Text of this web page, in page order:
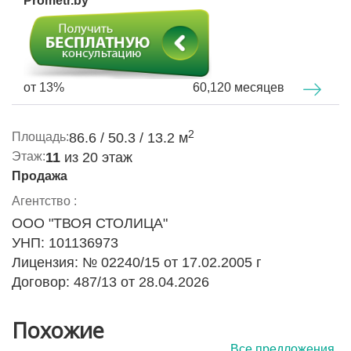
Достаточно мест для хранения -два вместительных
шкафа-купе.
По всем комнатам разведено оптоволокно.
Мебель и бытовая техника входят в стоимость
Все новое -в квартире никто не проживал!!!
Идеальная локация! Квартира находится у самого
выхода из станции метро «Грушевка», что
отличается развитой инфраструктурой:
Магазины, аптеки, банки и банкоматы в шаговой
доступности;
Детские сады, школы, музыкальная школа -
от 13% 60,120 месяцев
Площадь:86.6 / 50.3 / 13.2 м2
Этаж:11 из 20 этаж
Продажа
Агентство :
ООО "ТВОЯ СТОЛИЦА"
УНП: 101136973
Лицензия: № 02240/15 от 17.02.2005 г
Договор: 487/13 от 28.04.2026
Похожие